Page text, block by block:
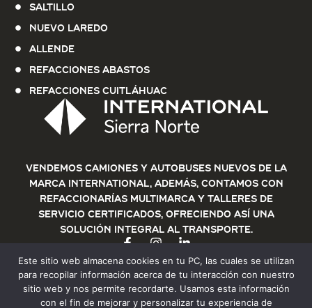
Vendemos Camiones y Autobuses nuevos de la
marca International, además, contamos con
refaccionarías multimarca y talleres de
servicio certificados, ofreciendo así una
solución integral al transporte.
Saltillo
Nuevo Laredo
Allende
Refacciones Abastos
Refacciones Cuitláhuac
Este sitio web almacena cookies en tu PC, las cuales se utilizan
para recopilar información acerca de tu interacción con nuestro
sitio web y nos permite recordarte. Usamos esta información
con el fin de mejorar y personalizar tu experiencia de